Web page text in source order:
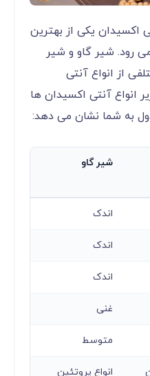
اکسیدان یکی از بهترین
رود. شیر گاو و شیر
از انواع آنتی
انواع آنتی اکسیدان ها
به شما نشان می دهد:
شیر گاو
اندک
اندک
اندک
غنی
متوسط
انواع پروتئین